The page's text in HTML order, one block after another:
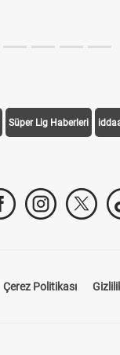
Süper Lig Haberleri
Çerez Politikası